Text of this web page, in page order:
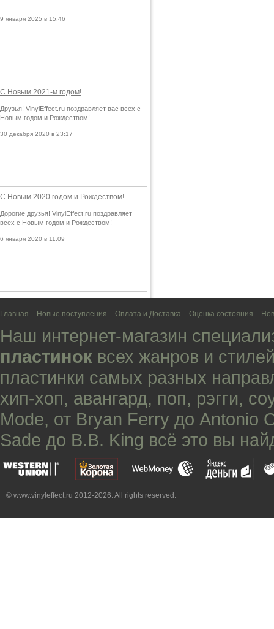
9 января 2025 в 15:46
С Новым 2021-м годом!
Друзья! VinylEffect.ru поздравляет вас всех с
Новым годом и Рождеством!
30 декабря 2020 в 23:17
С Новым 2020 годом и Рождеством!
Дорогие друзья! VinylEffect.ru поздравляет
всех с Новым годом и Рождеством!
6 января 2020 в 11:09
Главная Новые поступления Оплата и Доставка Оценка состояния
Наш интернет-магазин
пластинок всех жанров и
пластинки самых разных
хип-хоп, авангард, поп, рэгги,
Mode, от Bryan Ferry до Antonio
Sade до B.B. King всё это вы
© www.vinyleffect.ru 2012-2026. All rights reserved.